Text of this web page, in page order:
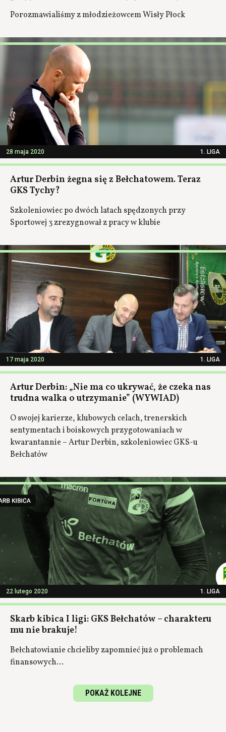
Porozmawialiśmy z młodzieżowcem Wisły Płock
28 maja 2020 1. LIGA
Artur Derbin żegna się z Bełchatowem. Teraz
GKS Tychy?
Szkoleniowiec po dwóch latach spędzonych przy
Sportowej 3 zrezygnował z pracy w klubie
17 maja 2020 1. LIGA
Artur Derbin: „Nie ma co ukrywać, że czeka nas
trudna walka o utrzymanie” (WYWIAD)
O swojej karierze, klubowych celach, trenerskich
sentymentach i boiskowych przygotowaniach w
kwarantannie – Artur Derbin, szkoleniowiec GKS-u
Bełchatów
22 lutego 2020 1. LIGA
Skarb kibica I ligi: GKS Bełchatów – charakteru
mu nie brakuje!
Bełchatowianie chcieliby zapomnieć już o problemach
finansowych...
POKAŻ KOLEJNE